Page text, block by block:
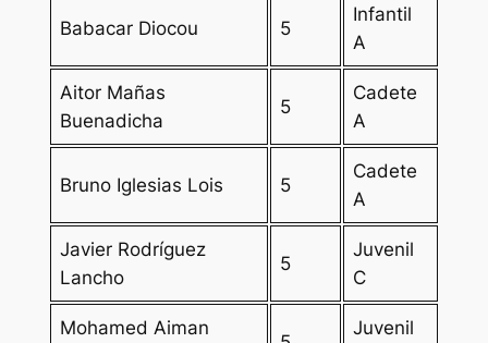
Babacar Diocou 5
Infantil
A
Aitor Mañas
Buenadicha
5
Cadete
A
Bruno Iglesias Lois 5
Cadete
A
Javier Rodríguez
Lancho
5
Juvenil
C
Mohamed Aiman
Juvenil